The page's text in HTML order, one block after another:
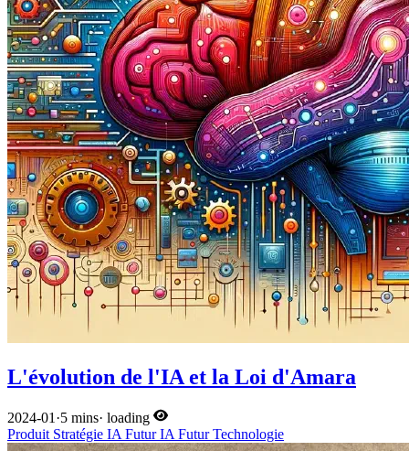
L'évolution de l'IA et la Loi d'Amara
2024-01 ·5 mins· loading
Produit Stratégie IA FuturIA FuturTechnologie